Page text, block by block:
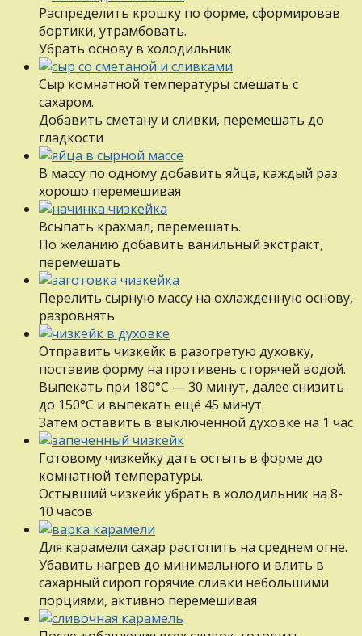
Распределить крошку по форме, сформировав
бортики, утрамбовать.
Убрать основу в холодильник
Сыр комнатной температуры смешать с
сахаром.
Добавить сметану и сливки, перемешать до
гладкости
В массу по одному добавить яйца, каждый раз
хорошо перемешивая
Всыпать крахмал, перемешать.
По желанию добавить ванильный экстракт,
перемешать
Перелить сырную массу на охлажденную основу,
разровнять
Отправить чизкейк в разогретую духовку,
поставив форму на противень с горячей водой.
Выпекать при 180°С — 30 минут, далее снизить
до 150°С и выпекать ещё 45 минут.
Затем оставить в выключенной духовке на 1 час
Готовому чизкейку дать остыть в форме до
комнатной температуры.
Остывший чизкейк убрать в холодильник на 8-
10 часов
Для карамели сахар растопить на среднем огне.
Убавить нагрев до минимального и влить в
сахарный сироп горячие сливки небольшими
порциями, активно перемешивая